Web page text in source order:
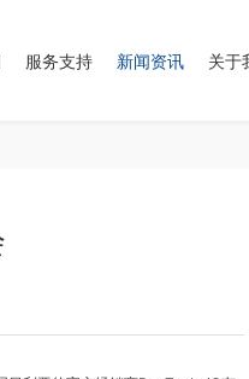
服务支持 新闻资讯 关于